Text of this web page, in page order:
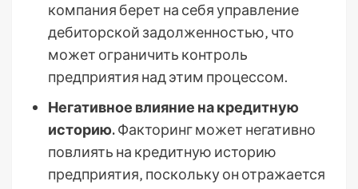
компания берет на себя управление
дебиторской задолженностью‚ что
может ограничить контроль
предприятия над этим процессом.
Негативное влияние на кредитную
историю.Факторинг может негативно
повлиять на кредитную историю
предприятия‚ поскольку он отражается